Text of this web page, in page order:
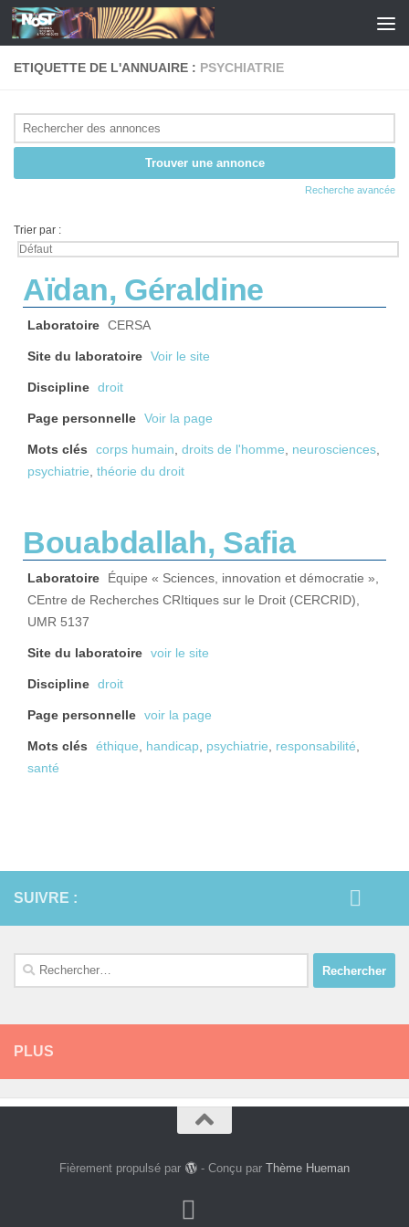
Skip to content
ETIQUETTE DE L'ANNUAIRE : PSYCHIATRIE
Recherche avancée
Trier par :
Aïdan, Géraldine
Laboratoire CERSA
Site du laboratoire Voir le site
Discipline droit
Page personnelle Voir la page
Mots clés corps humain, droits de l'homme, neurosciences,
psychiatrie, théorie du droit
Bouabdallah, Safia
Laboratoire
Équipe « Sciences, innovation et démocratie »,
CEntre de Recherches CRItiques sur le Droit (CERCRID),
UMR 5137
Site du laboratoire voir le site
Discipline droit
Page personnelle voir la page
Mots clés éthique, handicap, psychiatrie, responsabilité,
santé
SUIVRE :
Rechercher :
PLUS
Fièrement propulsé par - Conçu par Thème Hueman